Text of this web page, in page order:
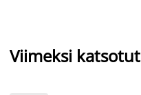
Viimeksi katsotut